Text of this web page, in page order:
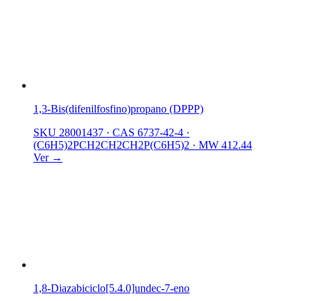
1,3-Bis(difenilfosfino)propano (DPPP)
SKU 28001437 · CAS 6737-42-4 ·
(C6H5)2PCH2CH2CH2P(C6H5)2 · MW 412.44
Ver →
1,8-Diazabiciclo[5.4.0]undec-7-eno